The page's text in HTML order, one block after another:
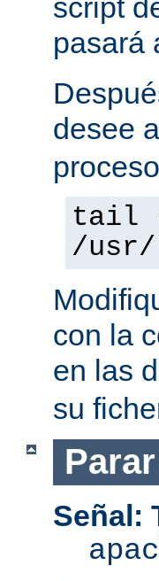
script
pasará
desee a
tail
/usr/
con la
en las
su
Señal: